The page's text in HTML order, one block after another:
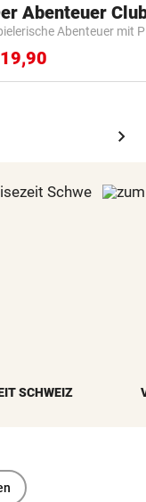
Abenteuer
Abenteuer mit
chevron_right
SCHWEIZ